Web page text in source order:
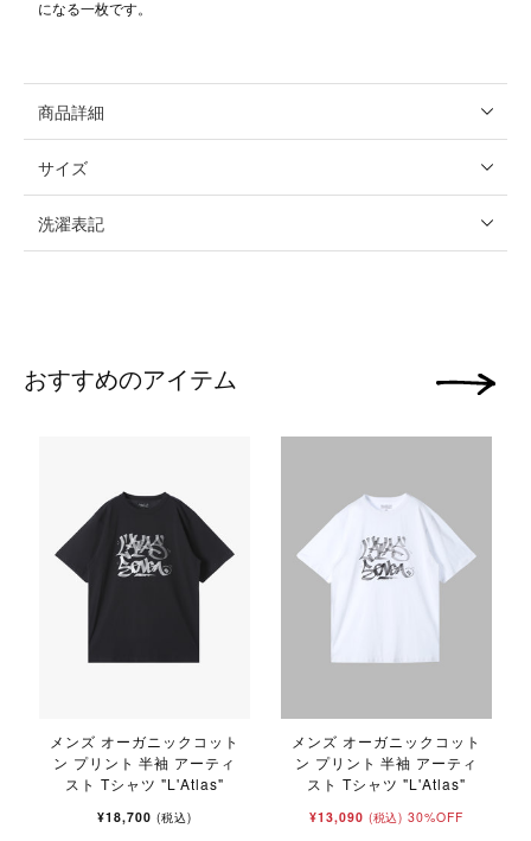
になる一枚です。
商品詳細
サイズ
洗濯表記
おすすめのアイテム
メンズ オーガニックコット
ン プリント 半袖 アーティ
スト Tシャツ "L'Atlas"
¥18,700 (税込)
メンズ オーガニックコット
ン プリント 半袖 アーティ
スト Tシャツ "L'Atlas"
¥13,090 (税込) 30%OFF
次の画像